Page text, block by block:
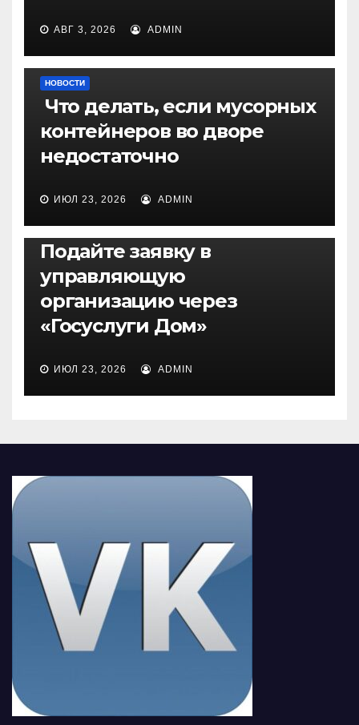
АВГ 3, 2026 ADMIN
НОВОСТИ
Что делать, если мусорных
контейнеров во дворе
недостаточно
ИЮЛ 23, 2026 ADMIN
НОВОСТИ
Подайте заявку в
управляющую
организацию через
«Госуслуги Дом»
ИЮЛ 23, 2026 ADMIN